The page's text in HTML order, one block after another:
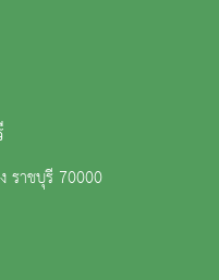
ราชบุรี 70000